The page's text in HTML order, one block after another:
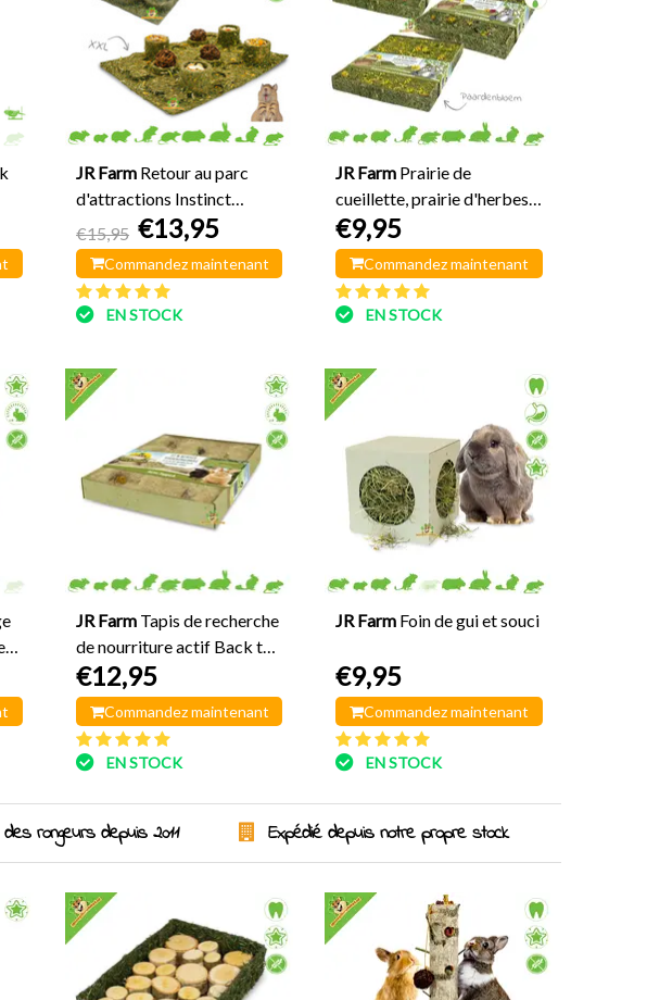
JR Farm Retour au parc
d'attractions Instinct
Foraging Fun Park
€15,95 €13,95
Commandez maintenant
EN STOCK
JR Farm Prairie de
cueillette, prairie d'herbes
aromatiques 30 cm
€9,95
Commandez maintenant
EN STOCK
JR Farm Tapis de recherche
de nourriture actif Back to
Instinct 30 cm
€12,95
Commandez maintenant
EN STOCK
JR Farm Foin de gui et souci
€9,95
Commandez maintenant
EN STOCK
rongeurs depuis 2011 Expédié depuis notre propre stock